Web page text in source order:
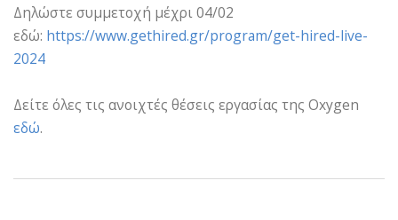
Δηλώστε συμμετοχή μέχρι 04/02
εδώ: https://www.gethired.gr/program/get-hired-live-
2024
Δείτε όλες τις ανοιχτές θέσεις εργασίας της Oxygen
εδώ.